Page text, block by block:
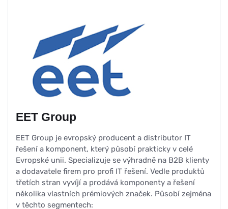
EET Group
EET Group je evropský producent a distributor IT
řešení a komponent, který působí prakticky v celé
Evropské unii. Specializuje se výhradně na B2B klienty
a dodavatele firem pro profi IT řešení. Vedle produktů
třetích stran vyvíjí a prodává komponenty a řešení
několika vlastních prémiových značek. Působí zejména
v těchto segmentech: